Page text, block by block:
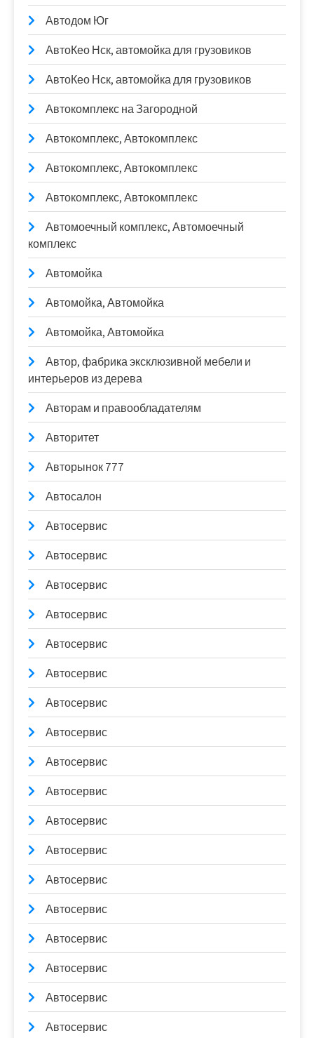
Автодом Юг
АвтоКео Нск, автомойка для грузовиков
АвтоКео Нск, автомойка для грузовиков
Автокомплекс на Загородной
Автокомплекс, Автокомплекс
Автокомплекс, Автокомплекс
Автокомплекс, Автокомплекс
Автомоечный комплекс, Автомоечный
комплекс
Автомойка
Автомойка, Автомойка
Автомойка, Автомойка
Автор, фабрика эксклюзивной мебели и
интерьеров из дерева
Авторам и правообладателям
Авторитет
Авторынок 777
Автосалон
Автосервис
Автосервис
Автосервис
Автосервис
Автосервис
Автосервис
Автосервис
Автосервис
Автосервис
Автосервис
Автосервис
Автосервис
Автосервис
Автосервис
Автосервис
Автосервис
Автосервис
Автосервис